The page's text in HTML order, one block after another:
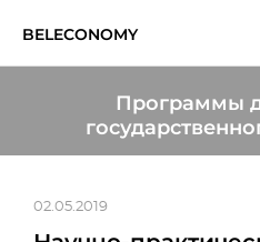
BELECONOMY
LT
ИССЛЕДОВАНИЯ
Программы
02.05.2019